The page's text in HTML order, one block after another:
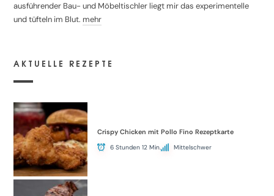
ausführender Bau- und Möbeltischler liegt mir das experimentelle
und tüfteln im Blut. mehr
AKTUELLE REZEPTE
Crispy Chicken mit Pollo Fino Rezeptkarte
6 Stunden 12 Min. Mittelschwer